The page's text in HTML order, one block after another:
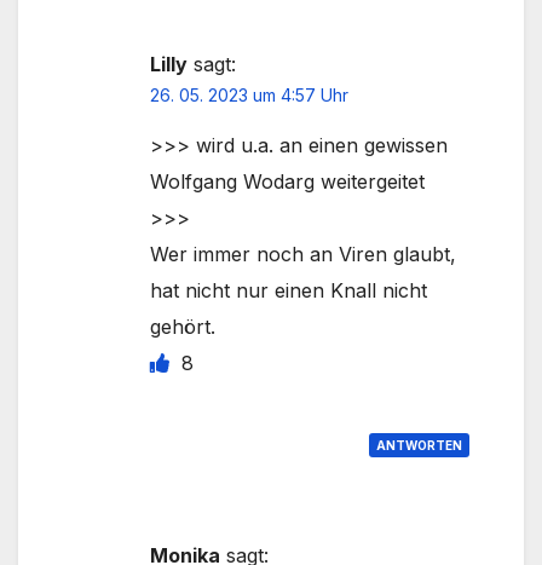
Lilly sagt:
26. 05. 2023 um 4:57 Uhr
>>> wird u.a. an einen gewissen
Wolfgang Wodarg weitergeitet
>>>
Wer immer noch an Viren glaubt,
hat nicht nur einen Knall nicht
gehört.
8
ANTWORTEN
Monika sagt: